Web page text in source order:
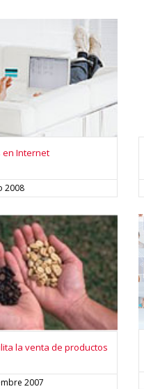
en Internet
2008
la venta de productos
2007